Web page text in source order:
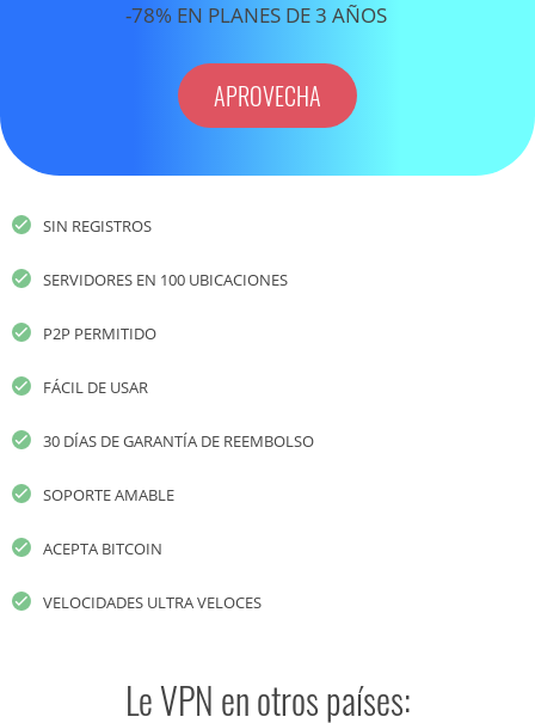
-78% EN PLANES DE 3 AÑOS
APROVECHA
SIN REGISTROS
SERVIDORES EN 100 UBICACIONES
P2P PERMITIDO
FÁCIL DE USAR
30 DÍAS DE GARANTÍA DE REEMBOLSO
SOPORTE AMABLE
ACEPTA BITCOIN
VELOCIDADES ULTRA VELOCES
Le VPN en otros países: